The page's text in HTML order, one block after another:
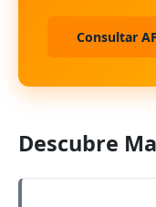
Consultar
Descubre